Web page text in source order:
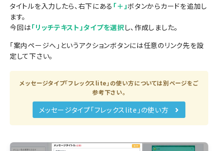
タイトルを入力したら、右下にある 「＋」ボタンからカードを追加し
ます。
今回は「リッチテキスト」タイプを選択 し、作成しました。
「案内ページへ」というアクションボタンには任意のリンク先を設
定して下さい。
メッセージタイプ「フレックスlite」の使い方については別ページをご
参考下さい。
メッセージタイプ「フレックスlite」の使い方